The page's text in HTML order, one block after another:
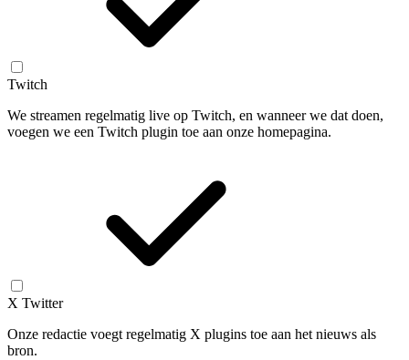
Twitch
We streamen regelmatig live op Twitch, en wanneer we dat doen,
voegen we een Twitch plugin toe aan onze homepagina.
X Twitter
Onze redactie voegt regelmatig X plugins toe aan het nieuws als
bron.